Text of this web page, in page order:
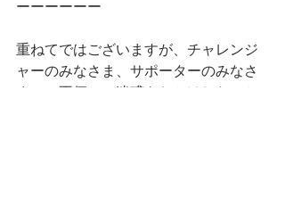
ーーーーーー
重ねてではございますが、チャレンジ
ャーのみなさま、サポーターのみなさ
まにご不便・ご迷惑をおかけしたこと